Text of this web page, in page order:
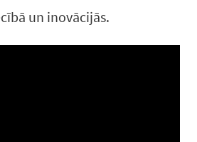
un inovācijās.